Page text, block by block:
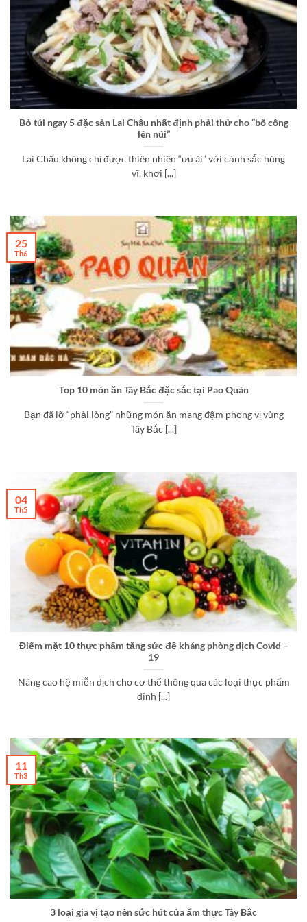
Bỏ túi ngay 5 đặc sản Lai Châu nhất định phải thử cho “bõ công
lên núi”
Lai Châu không chỉ được thiên nhiên “ưu ái” với cảnh sắc hùng
vĩ, khơi [...]
Top 10 món ăn Tây Bắc đặc sắc tại Pao Quán
Bạn đã lỡ “phải lòng” những món ăn mang đậm phong vị vùng
Tây Bắc [...]
25
Th6
Điểm mặt 10 thực phẩm tăng sức đề kháng phòng dịch Covid –
19
Nâng cao hệ miễn dịch cho cơ thể thông qua các loại thực phẩm
dinh [...]
04
Th5
3 loại gia vị tạo nên sức hút của ẩm thực Tây Bắc
11
Th3